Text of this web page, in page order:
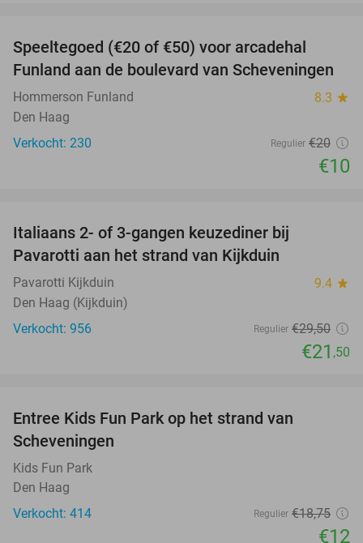
Speeltegoed (€20 of €50) voor arcadehal
Funland aan de boulevard van Scheveningen
Hommerson Funland 8.3 star
Den Haag
Verkocht: 230
Regulier €20
€10
Italiaans 2- of 3-gangen keuzediner bij
Pavarotti aan het strand van Kijkduin
Pavarotti Kijkduin 9.4 star
Den Haag (Kijkduin)
Verkocht: 956
Regulier €29,50
€21 ,50
Entree Kids Fun Park op het strand van
Scheveningen
Kids Fun Park
Den Haag
Verkocht: 414
Regulier €18,75
€12